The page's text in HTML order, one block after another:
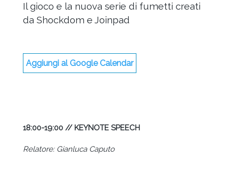
Il gioco e la nuova serie di fumetti creati
da Shockdom e Joinpad
Aggiungi al Google Calendar
18:00-19:00 // KEYNOTE SPEECH
Relatore: Gianluca Caputo